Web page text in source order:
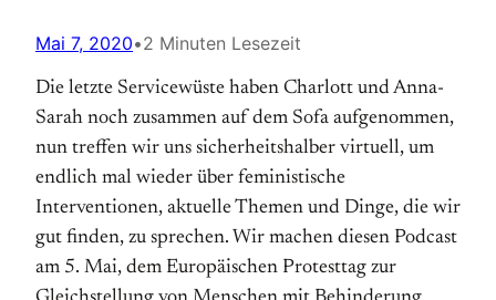
Mai 7, 2020•2 Minuten Lesezeit
Die letzte Servicewüste haben Charlott und Anna-
Sarah noch zusammen auf dem Sofa aufgenommen,
nun treffen wir uns sicherheitshalber virtuell, um
endlich mal wieder über feministische
Interventionen, aktuelle Themen und Dinge, die wir
gut finden, zu sprechen. Wir machen diesen Podcast
am 5. Mai, dem Europäischen Protesttag zur